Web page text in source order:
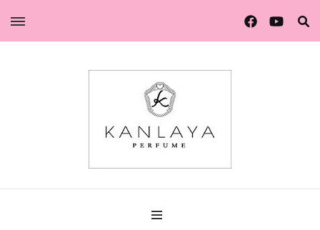
น้ำหอมกัลยา
น้ำหอมกัลยา น้ำหอมแท้แบรนด์ไทย คุณภาพยุโรป